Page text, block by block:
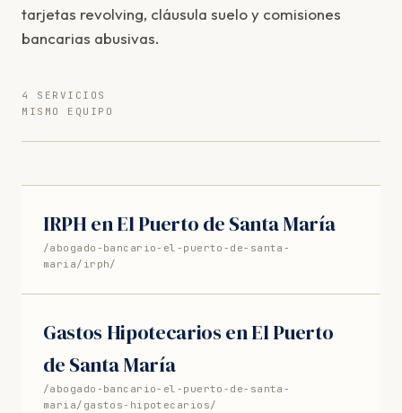
tarjetas revolving, cláusula suelo y comisiones
bancarias abusivas.
4 SERVICIOS
MISMO EQUIPO
IRPH en El Puerto de Santa María
/abogado-bancario-el-puerto-de-santa-
maria/irph/
Gastos Hipotecarios en El Puerto
de Santa María
/abogado-bancario-el-puerto-de-santa-
maria/gastos-hipotecarios/